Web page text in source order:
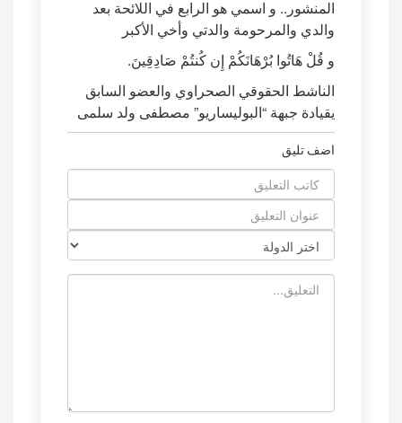
المنشور.. و اسمي هو الرابع في اللائحة بعد
والدي والمرحومة والدتي وأخي الأكبر
و قُلْ هَاتُوا بُرْهَانَكُمْ إِن كُنتُمْ صَادِقِينَ.
الناشط الحقوقي الصحراوي والعضو السابق
يقيادة جبهة “البوليساريو” مصطفى ولد سلمى
اضف تليق